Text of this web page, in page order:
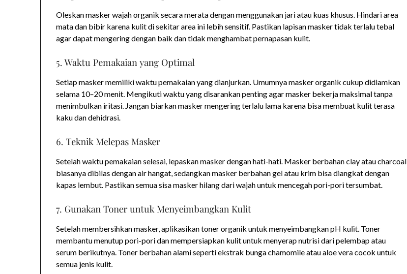
Oleskan masker wajah organik secara merata dengan menggunakan jari atau kuas khusus. Hindari area
mata dan bibir karena kulit di sekitar area ini lebih sensitif. Pastikan lapisan masker tidak terlalu tebal
agar dapat mengering dengan baik dan tidak menghambat pernapasan kulit.
5. Waktu Pemakaian yang Optimal
Setiap masker memiliki waktu pemakaian yang dianjurkan. Umumnya masker organik cukup didiamkan
selama 10–20 menit. Mengikuti waktu yang disarankan penting agar masker bekerja maksimal tanpa
menimbulkan iritasi. Jangan biarkan masker mengering terlalu lama karena bisa membuat kulit terasa
kaku dan dehidrasi.
6. Teknik Melepas Masker
Setelah waktu pemakaian selesai, lepaskan masker dengan hati-hati. Masker berbahan clay atau charcoal
biasanya dibilas dengan air hangat, sedangkan masker berbahan gel atau krim bisa diangkat dengan
kapas lembut. Pastikan semua sisa masker hilang dari wajah untuk mencegah pori-pori tersumbat.
7. Gunakan Toner untuk Menyeimbangkan Kulit
Setelah membersihkan masker, aplikasikan toner organik untuk menyeimbangkan pH kulit. Toner
membantu menutup pori-pori dan mempersiapkan kulit untuk menyerap nutrisi dari pelembap atau
serum berikutnya. Toner berbahan alami seperti ekstrak bunga chamomile atau aloe vera cocok untuk
semua jenis kulit.